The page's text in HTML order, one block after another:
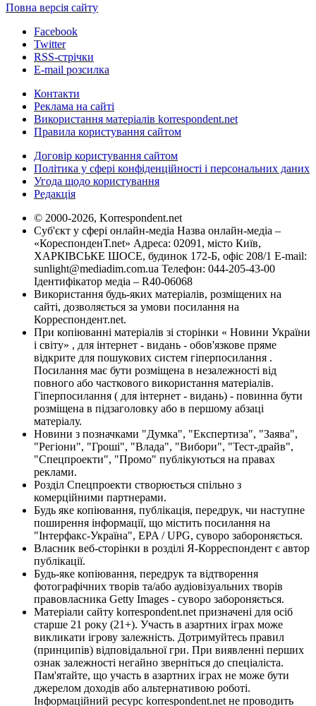
Повна версія сайту
Facebook
Twitter
RSS-стрічки
E-mail розсилка
Контакти
Реклама на сайті
Використання матеріалів korrespondent.net
Правила користування сайтом
Договір користування сайтом
Політика у сфері конфіденційності і персональних даних
Угода щодо користування
Редакція
© 2000-2026, Korrespondent.net
Суб'єкт у сфері онлайн-медіа Назва онлайн-медіа –
«КореспонденТ.net» Адреса: 02091, місто Київ,
ХАРКІВСЬКЕ ШОСЕ, будинок 172-Б, офіс 208/1 E-mail:
sunlight@mediadim.com.ua Телефон: 044-205-43-00
Ідентифікатор медіа – R40-06068
Використання будь-яких матеріалів, розміщених на
сайті, дозволяється за умови посилання на
Корреспондент.net.
При копіюванні матеріалів зі сторінки « Новини України
і світу» , для інтернет - видань - обов'язкове пряме
відкрите для пошукових систем гіперпосилання .
Посилання має бути розміщена в незалежності від
повного або часткового використання матеріалів.
Гіперпосилання ( для інтернет - видань) - повинна бути
розміщена в підзаголовку або в першому абзаці
матеріалу.
Новини з позначками "Думка", "Експертиза", "Заява",
"Регіони", "Гроші", "Влада", "Вибори", "Тест-драйв",
"Спецпроекти", "Промо" публікуються на правах
реклами.
Розділ Спецпроекти створюється спільно з
комерційними партнерами.
Будь яке копіювання, публікація, передрук, чи наступне
поширення інформації, що містить посилання на
"Інтерфакс-Україна", EPA / UPG, суворо забороняється.
Власник веб-сторінки в розділі Я-Корреспондент є автор
публікації.
Будь-яке копіювання, передрук та відтворення
фотографічних творів та/або аудіовізуальних творів
правовласника Getty Images - суворо забороняється.
Матеріали сайту korrespondent.net призначені для осіб
старше 21 року (21+). Участь в азартних іграх може
викликати ігрову залежність. Дотримуйтесь правил
(принципів) відповідальної гри. При виявленні перших
ознак залежності негайно зверніться до спеціаліста.
Пам'ятайте, що участь в азартних іграх не може бути
джерелом доходів або альтернативою роботі.
Інформаційний ресурс korrespondent.net не проводить